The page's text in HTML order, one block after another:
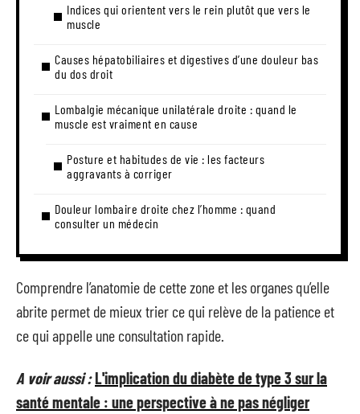
Indices qui orientent vers le rein plutôt que vers le
muscle
Causes hépatobiliaires et digestives d’une douleur bas
du dos droit
Lombalgie mécanique unilatérale droite : quand le
muscle est vraiment en cause
Posture et habitudes de vie : les facteurs
aggravants à corriger
Douleur lombaire droite chez l’homme : quand
consulter un médecin
Comprendre l’anatomie de cette zone et les organes qu’elle
abrite permet de mieux trier ce qui relève de la patience et
ce qui appelle une consultation rapide.
A voir aussi :L'implication du diabète de type 3 sur la
santé mentale : une perspective à ne pas négliger